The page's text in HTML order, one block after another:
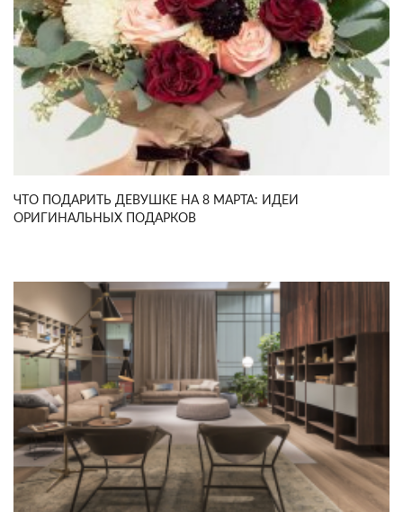
ЧТО ПОДАРИТЬ ДЕВУШКЕ НА 8 МАРТА: ИДЕИ
ОРИГИНАЛЬНЫХ ПОДАРКОВ